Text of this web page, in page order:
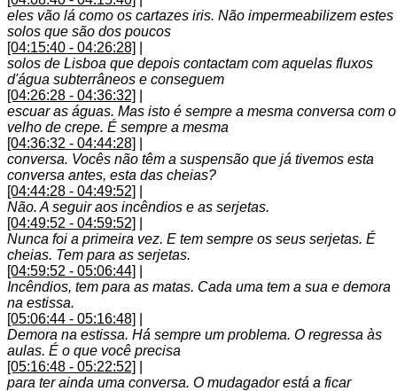
eles vão lá como os cartazes iris. Não impermeabilizem estes
solos que são dos poucos
[04:15:40 - 04:26:28]
solos de Lisboa que depois contactam com aquelas fluxos
d'água subterrâneos e conseguem
[04:26:28 - 04:36:32]
escuar as águas. Mas isto é sempre a mesma conversa com o
velho de crepe. É sempre a mesma
[04:36:32 - 04:44:28]
conversa. Vocês não têm a suspensão que já tivemos esta
conversa antes, esta das cheias?
[04:44:28 - 04:49:52]
Não. A seguir aos incêndios e as serjetas.
[04:49:52 - 04:59:52]
Nunca foi a primeira vez. E tem sempre os seus serjetas. É
cheias. Tem para as serjetas.
[04:59:52 - 05:06:44]
Incêndios, tem para as matas. Cada uma tem a sua e demora
na estissa.
[05:06:44 - 05:16:48]
Demora na estissa. Há sempre um problema. O regressa às
aulas. É o que você precisa
[05:16:48 - 05:22:52]
para ter ainda uma conversa. O mudagador está a ficar